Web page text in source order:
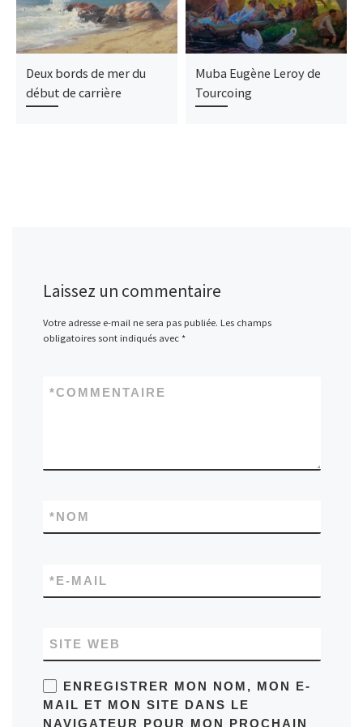
Deux bords de mer du
début de carrière
Muba Eugène Leroy de
Tourcoing
Laissez un commentaire
Votre adresse e-mail ne sera pas publiée. Les champs
obligatoires sont indiqués avec *
COMMENTAIRE
*
NOM
*
E-MAIL
*
SITE WEB
ENREGISTRER MON NOM, MON E-
MAIL ET MON SITE DANS LE
NAVIGATEUR POUR MON PROCHAIN